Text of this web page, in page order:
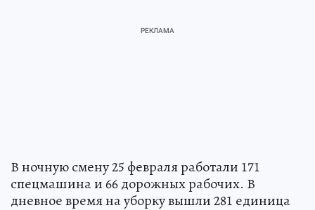
В ночную смену 25 февраля работали 171
спецмашина и 66 дорожных рабочих. В
дневное время на уборку вышли 281 единица